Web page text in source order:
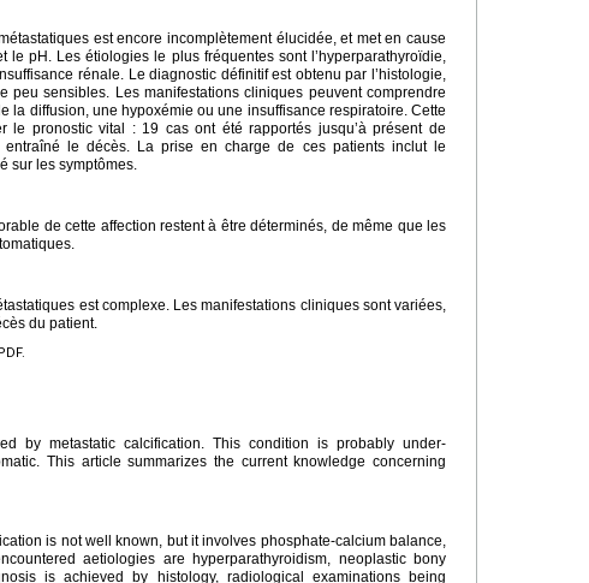
est encore incomplètement élucidée, et met en cause
le pH. Les étiologies le plus fréquentes sont l’hyperparathyroïdie,
rénale. Le diagnostic définitif est obtenu par l’histologie,
peu sensibles. Les manifestations cliniques peuvent comprendre
la diffusion, une hypoxémie ou une insuffisance respiratoire. Cette
le pronostic vital : 19 cas ont été rapportés jusqu’à présent de
entraîné le décès. La prise en charge de ces patients inclut le
sur les symptômes.
de cette affection restent à être déterminés, de même que les
est complexe. Les manifestations cliniques sont variées,
du patient.
by metastatic calcification. This condition is probably under-
This article summarizes the current knowledge concerning
is not well known, but it involves phosphate-calcium balance,
aetiologies are hyperparathyroidism, neoplastic bony
is achieved by histology, radiological examinations being